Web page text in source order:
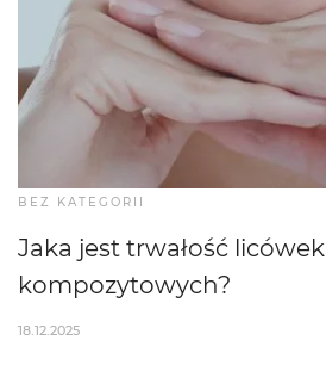
BEZ KATEGORII
Jaka jest trwałość licówek
kompozytowych?
18.12.2025